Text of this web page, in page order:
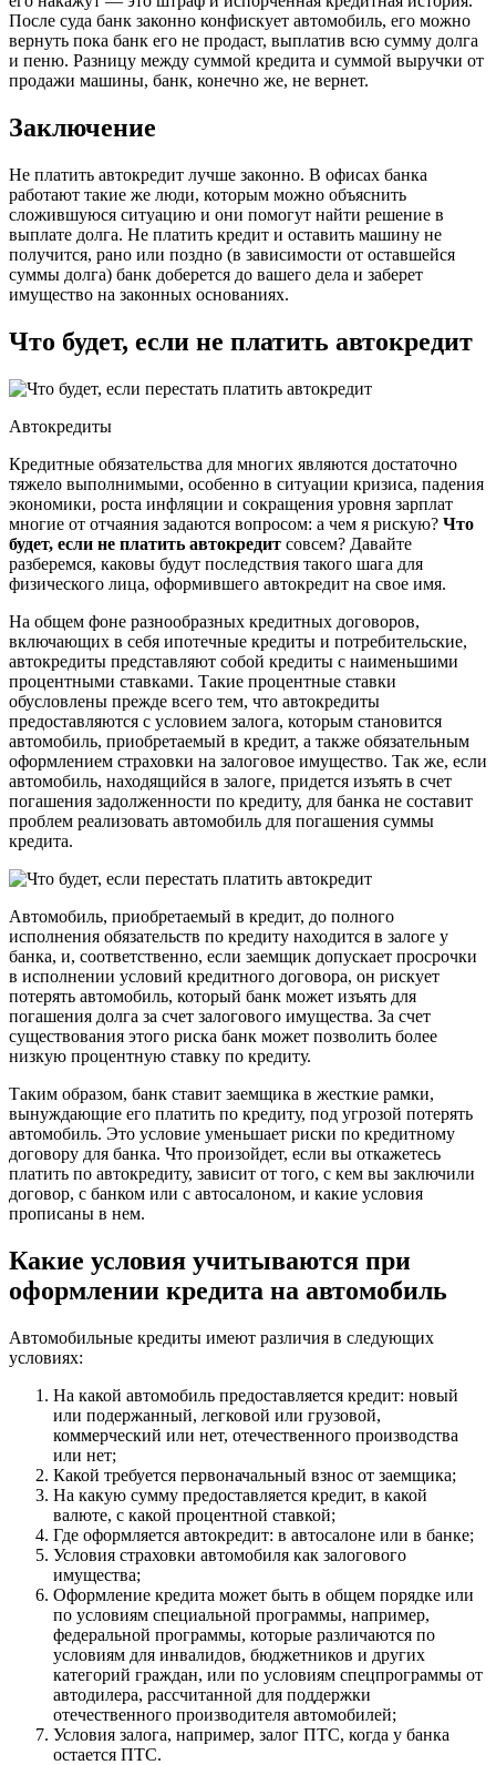
После суда банк законно конфискует автомобиль, его можно
вернуть пока банк его не продаст, выплатив всю сумму долга
и пеню. Разницу между суммой кредита и суммой выручки от
продажи машины, банк, конечно же, не вернет.
Заключение
Не платить автокредит лучше законно. В офисах банка
работают такие же люди, которым можно объяснить
сложившуюся ситуацию и они помогут найти решение в
выплате долга. Не платить кредит и оставить машину не
получится, рано или поздно (в зависимости от оставшейся
суммы долга) банк доберется до вашего дела и заберет
имущество на законных основаниях.
Что будет, если не платить автокредит
Автокредиты
Кредитные обязательства для многих являются достаточно
тяжело выполнимыми, особенно в ситуации кризиса, падения
экономики, роста инфляции и сокращения уровня зарплат
многие от отчаяния задаются вопросом: а чем я рискую? Что
будет, если не платить автокредит совсем? Давайте
разберемся, каковы будут последствия такого шага для
физического лица, оформившего автокредит на свое имя.
На общем фоне разнообразных кредитных договоров,
включающих в себя ипотечные кредиты и потребительские,
автокредиты представляют собой кредиты с наименьшими
процентными ставками. Такие процентные ставки
обусловлены прежде всего тем, что автокредиты
предоставляются с условием залога, которым становится
автомобиль, приобретаемый в кредит, а также обязательным
оформлением страховки на залоговое имущество. Так же, если
автомобиль, находящийся в залоге, придется изъять в счет
погашения задолженности по кредиту, для банка не составит
проблем реализовать автомобиль для погашения суммы
кредита.
Автомобиль, приобретаемый в кредит, до полного
исполнения обязательств по кредиту находится в залоге у
банка, и, соответственно, если заемщик допускает просрочки
в исполнении условий кредитного договора, он рискует
потерять автомобиль, который банк может изъять для
погашения долга за счет залогового имущества. За счет
существования этого риска банк может позволить более
низкую процентную ставку по кредиту.
Таким образом, банк ставит заемщика в жесткие рамки,
вынуждающие его платить по кредиту, под угрозой потерять
автомобиль. Это условие уменьшает риски по кредитному
договору для банка. Что произойдет, если вы откажетесь
платить по автокредиту, зависит от того, с кем вы заключили
договор, с банком или с автосалоном, и какие условия
прописаны в нем.
Какие условия учитываются при
оформлении кредита на автомобиль
Автомобильные кредиты имеют различия в следующих
условиях:
На какой автомобиль предоставляется кредит: новый
или подержанный, легковой или грузовой,
коммерческий или нет, отечественного производства
или нет;
Какой требуется первоначальный взнос от заемщика;
На какую сумму предоставляется кредит, в какой
валюте, с какой процентной ставкой;
Где оформляется автокредит: в автосалоне или в банке;
Условия страховки автомобиля как залогового
имущества;
Оформление кредита может быть в общем порядке или
по условиям специальной программы, например,
федеральной программы, которые различаются по
условиям для инвалидов, бюджетников и других
категорий граждан, или по условиям спецпрограммы от
автодилера, рассчитанной для поддержки
отечественного производителя автомобилей;
Условия залога, например, залог ПТС, когда у банка
остается ПТС.